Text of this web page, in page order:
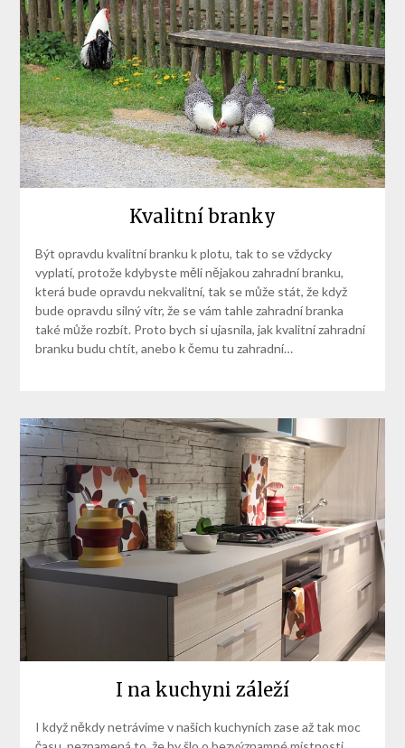
Kvalitní branky
Být opravdu kvalitní branku k plotu, tak to se vždycky
vyplatí, protože kdybyste měli nějakou zahradní branku,
která bude opravdu nekvalitní, tak se může stát, že když
bude opravdu silný vítr, že se vám tahle zahradní branka
také může rozbít. Proto bych si ujasnila, jak kvalitní zahradní
branku budu chtít, anebo k čemu tu zahradní…
I na kuchyni záleží
I když někdy netrávíme v našich kuchyních zase až tak moc